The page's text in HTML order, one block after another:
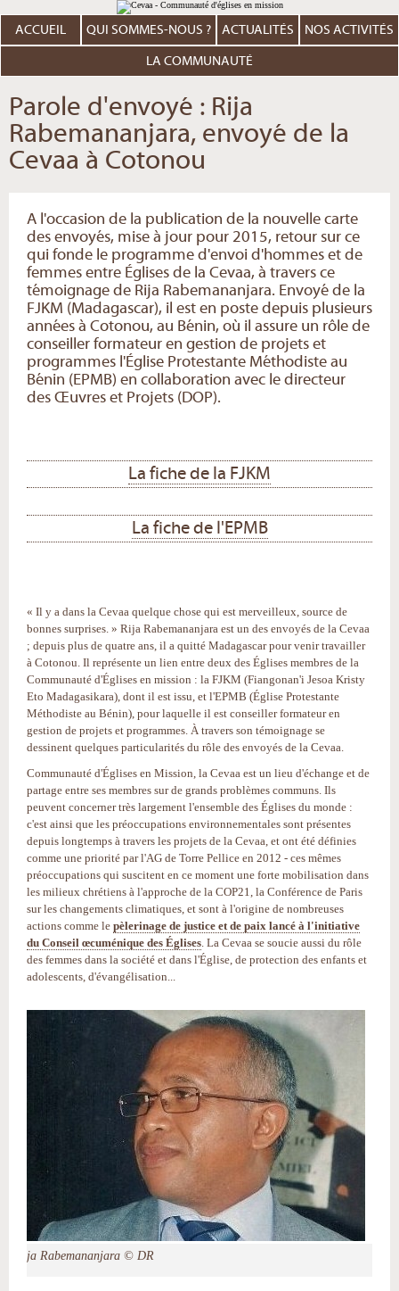
au
contenu.
Aller
personnels
ACCUEIL QUI SOMMES-NOUS ? ACTUALITÉS NOS ACTIVITÉS
LA COMMUNAUTÉ
Parole d'envoyé : Rija
Rabemananjara, envoyé de la
Cevaa à Cotonou
A l'occasion de la publication de la nouvelle carte
des envoyés, mise à jour pour 2015, retour sur ce
qui fonde le programme d'envoi d'hommes et de
femmes entre Églises de la Cevaa, à travers ce
témoignage de Rija Rabemananjara. Envoyé de la
FJKM (Madagascar), il est en poste depuis plusieurs
années à Cotonou, au Bénin, où il assure un rôle de
conseiller formateur en gestion de projets et
programmes l'Église Protestante Méthodiste au
Bénin (EPMB) en collaboration avec le directeur
des Œuvres et Projets (DOP).
La fiche de la FJKM
La fiche de l'EPMB
« Il y a dans la Cevaa quelque chose qui est merveilleux, source de
bonnes surprises. » Rija Rabemananjara est un des envoyés de la Cevaa
; depuis plus de quatre ans, il a quitté Madagascar pour venir travailler
à Cotonou. Il représente un lien entre deux des Églises membres de la
Communauté d'Églises en mission : la FJKM (Fiangonan'i Jesoa Kristy
Eto Madagasikara), dont il est issu, et l'EPMB (Église Protestante
Méthodiste au Bénin), pour laquelle il est conseiller formateur en
gestion de projets et programmes. À travers son témoignage se
dessinent quelques particularités du rôle des envoyés de la Cevaa.
Communauté d'Églises en Mission, la Cevaa est un lieu d'échange et de
partage entre ses membres sur de grands problèmes communs. Ils
peuvent concerner très largement l'ensemble des Églises du monde :
c'est ainsi que les préoccupations environnementales sont présentes
depuis longtemps à travers les projets de la Cevaa, et ont été définies
comme une priorité par l'AG de Torre Pellice en 2012 - ces mêmes
préoccupations qui suscitent en ce moment une forte mobilisation dans
les milieux chrétiens à l'approche de la COP21, la Conférence de Paris
sur les changements climatiques, et sont à l'origine de nombreuses
actions comme le pèlerinage de justice et de paix lancé à l'initiative
du Conseil œcuménique des Églises. La Cevaa se soucie aussi du rôle
des femmes dans la société et dans l'Église, de protection des enfants et
adolescents, d'évangélisation...
Rija Rabemananjara © DR